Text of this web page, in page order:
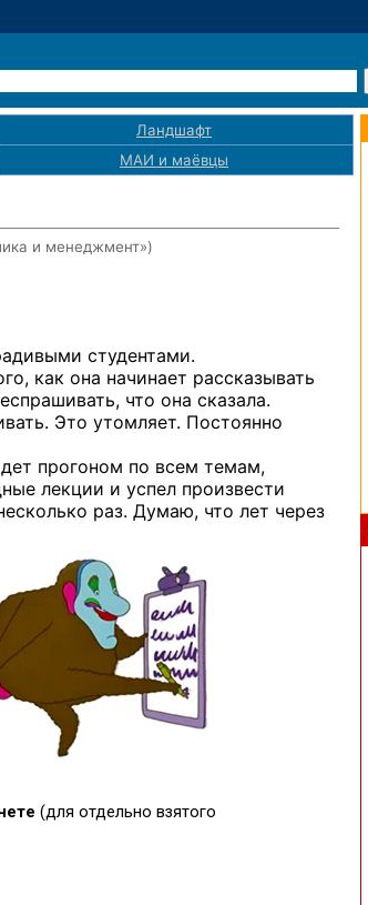
Ландшафт
МАИ и маёвцы
и менеджмент»)
студентами.
как она начинает рассказывать
что она сказала.
Это утомляет. Постоянно
прогоном по всем темам,
лекции и успел произвести
раз. Думаю, что лет через